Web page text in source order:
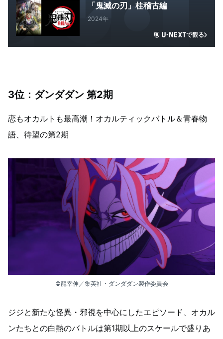
「鬼滅の刃」柱稽古編
2024年
で観る
3位：ダンダダン 第2期
恋もオカルトも最高潮！オカルティックバトル＆青春物
語、待望の第2期
©龍幸伸／集英社・ダンダダン製作委員会
ジジと新たな怪異・邪視を中心にしたエピソード、オカル
ンたちとの白熱のバトルは第1期以上のスケールで盛りあ